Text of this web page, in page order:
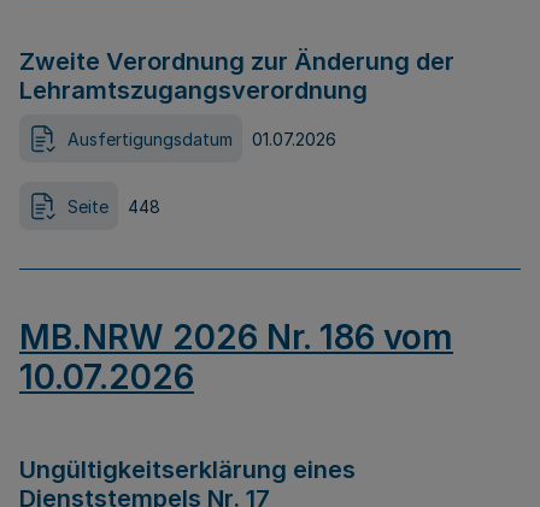
Zweite Verordnung zur Änderung der
Lehramtszugangsverordnung
Ausfertigungsdatum 01.07.2026
Seite 448
MB.NRW 2026 Nr. 186 vom
10.07.2026
Ungültigkeitserklärung eines
Dienststempels Nr. 17